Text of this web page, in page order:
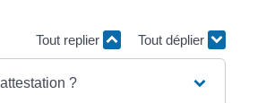
Tout replier
Tout déplier
?